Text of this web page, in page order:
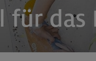
für das